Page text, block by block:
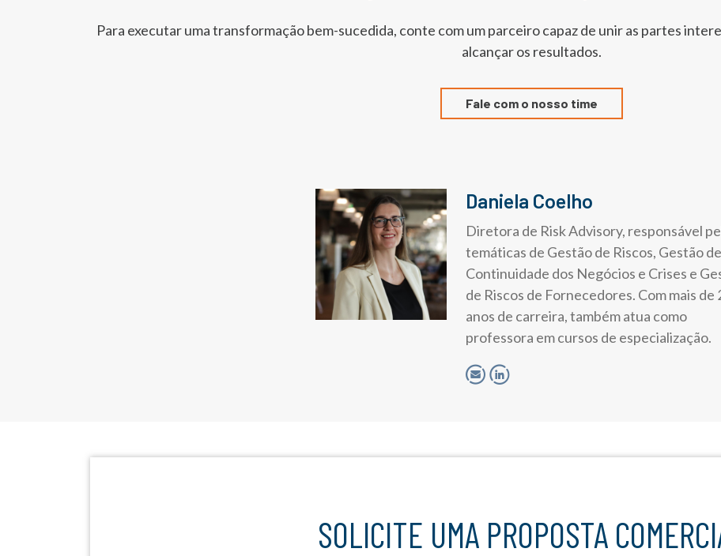
Para executar uma transformação bem-sucedida, conte com um parceiro capaz de unir as partes
alcançar os resultados.
Fale com o nosso time
Daniela Coelho
Diretora de Risk Advisory, responsável
temáticas de Gestão de Riscos, Gestão de
Continuidade dos Negócios e Crises e
de Riscos de Fornecedores. Com mais de
anos de carreira, também atua como
professora em cursos de especialização.
SOLICITE UMA PROPOSTA